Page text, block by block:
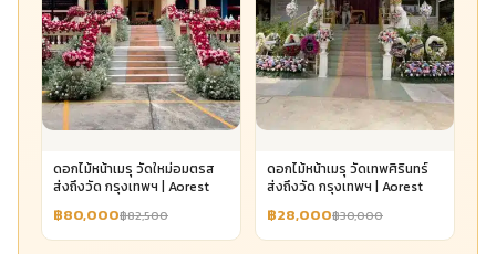
ดอกไม้หน้าเมรุ วัดใหม่อมตรส
ส่งถึงวัด กรุงเทพฯ | Aorest
฿80,000฿82,500
ดอกไม้หน้าเมรุ วัดเทพศิรินทร์
ส่งถึงวัด กรุงเทพฯ | Aorest
฿28,000฿30,000